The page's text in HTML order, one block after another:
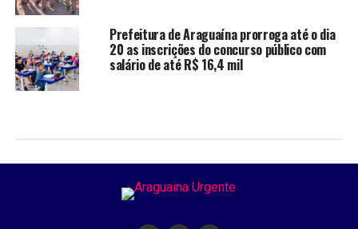
Prefeitura de Araguaína prorroga até o dia
20 as inscrições do concurso público com
salário de até R$ 16,4 mil